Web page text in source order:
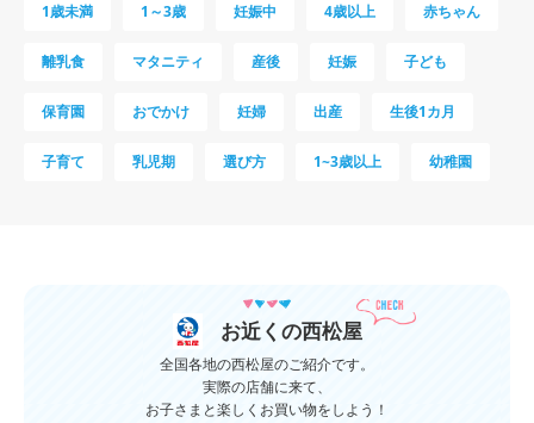
1歳未満 1～3歳 妊娠中 4歳以上 赤ちゃん
離乳食 マタニティ 産後 妊娠 子ども
保育園 おでかけ 妊婦 出産 生後1カ月
子育て 乳児期 選び方 1~3歳以上 幼稚園
ベビーカー
おむつ 出産準備
遊ぶ 夏 イヤイヤ期
お近くの西松屋
全国各地の西松屋のご紹介です。
実際の店舗に来て、
お子さまと楽しくお買い物をしよう！